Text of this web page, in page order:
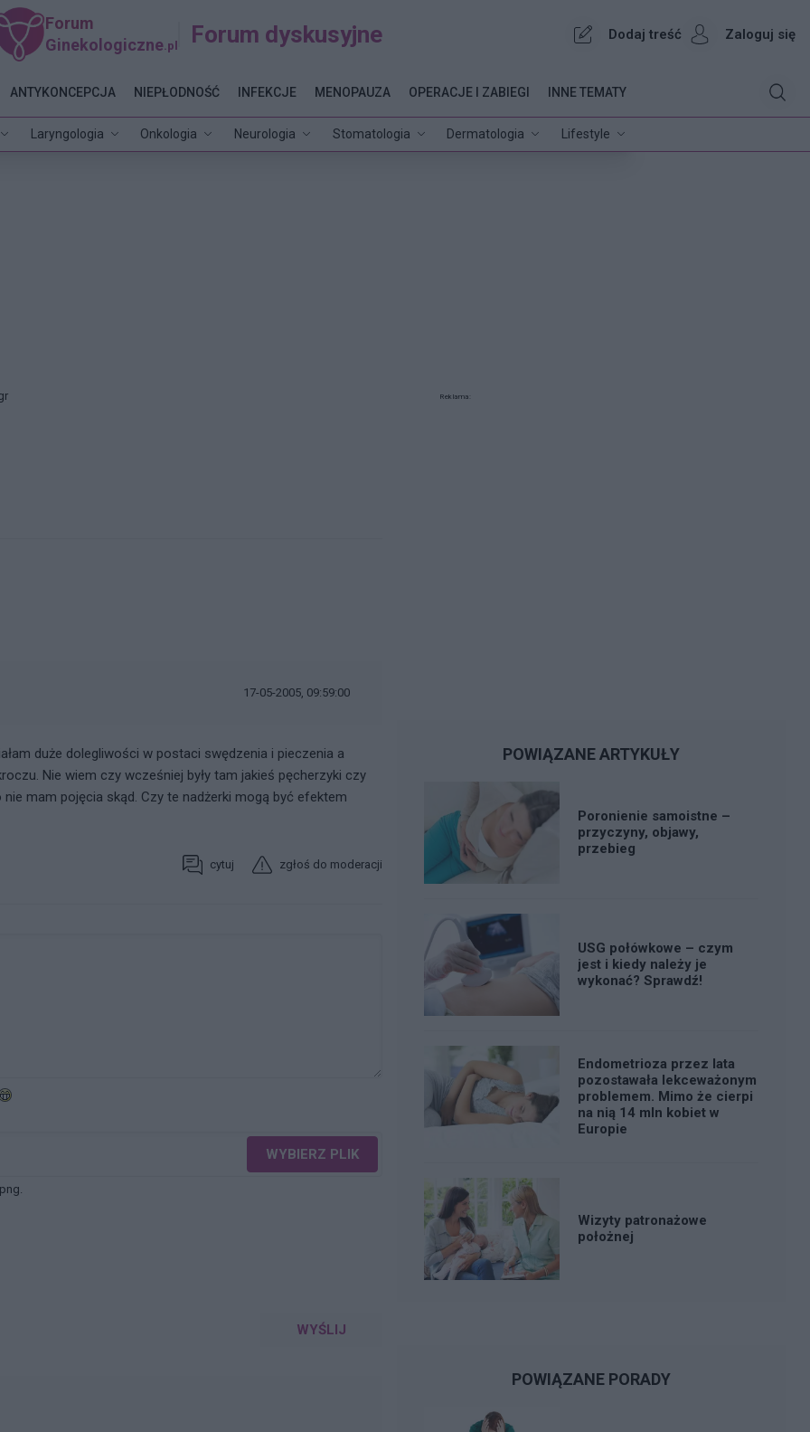
Forum
Ginekologiczne .pl Forum dyskusyjne Dodaj treść Zaloguj się
Laryngologia Onkologia Neurologia Stomatologia Dermatologia Lifestyle
ANTYKONCEPCJA NIEPŁODNOŚĆ INFEKCJE MENOPAUZA OPERACJE I ZABIEGI INNE TEMATY
17-05-2005, 09:59:00
duże dolegliwości w postaci swędzenia i pieczenia a
Nie wiem czy wcześniej były tam jakieś pęcherzyki czy
nie mam pojęcia skąd. Czy te nadżerki mogą być efektem
cytuj zgłoś do moderacji
WYBIERZ PLIK
WYŚLIJ
Reklama:
POWIĄZANE ARTYKUŁY
Poronienie samoistne –
przyczyny, objawy,
przebieg
USG połówkowe – czym
jest i kiedy należy je
wykonać? Sprawdź!
Endometrioza przez lata
pozostawała lekceważonym
problemem. Mimo że cierpi
na nią 14 mln kobiet w
Europie
Wizyty patronażowe
położnej
POWIĄZANE PORADY